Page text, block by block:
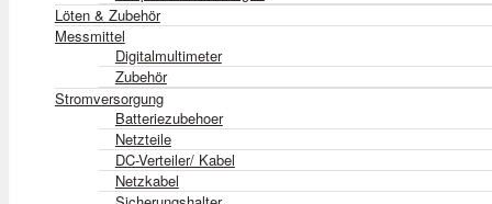
Löten & Zubehör
Messmittel
Digitalmultimeter
Zubehör
Stromversorgung
Batteriezubehoer
Netzteile
DC-Verteiler/ Kabel
Netzkabel